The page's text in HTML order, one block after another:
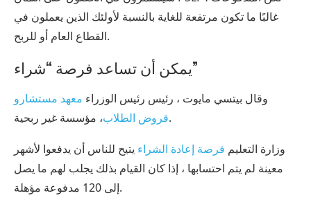
غالبًا ما تكون مرتفعة للغاية بالنسبة لأولئك الذين يعملون في
القطاع العام أو للربح.
يمكن أن تساعد فرصة “شراء”
وقال بيتسي مايوت ، رئيس رئيس الوزراء معهد مستشارو
قروض الطلاب، مؤسسة غير ربحية.
وزارة التعليم فرصة إعادة الشراء يتيح للناس أن يدفعوا لأشهر
معينة لم يتم احتسابها ، إذا كان القيام بذلك يجلب لهم ما يصل
إلى 120 مدفوعة مؤهلة.